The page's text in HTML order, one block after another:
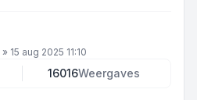
» 15 aug 2025 11:10
16016Weergaves